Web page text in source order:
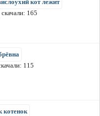
кот лежит
165
115
котенок